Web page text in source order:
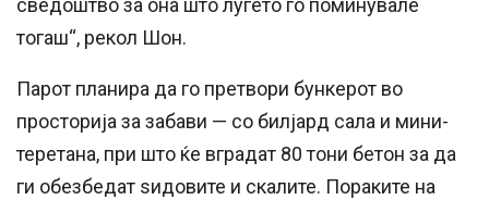
сведоштво за она што луѓето го поминувале
тогаш“, рекол Шон.
Парот планира да го претвори бункерот во
просторија за забави — со билјард сала и мини-
теретана, при што ќе вградат 80 тони бетон за да
ги обезбедат ѕидовите и скалите. Пораките на